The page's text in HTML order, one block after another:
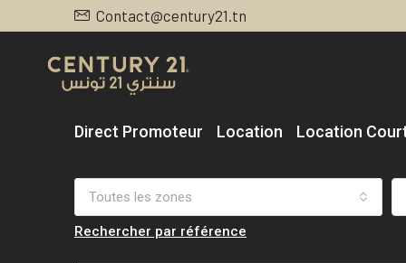
Contact@century21.tn
Direct Promoteur Location Location
Toutes les zones
Rechercher par référence